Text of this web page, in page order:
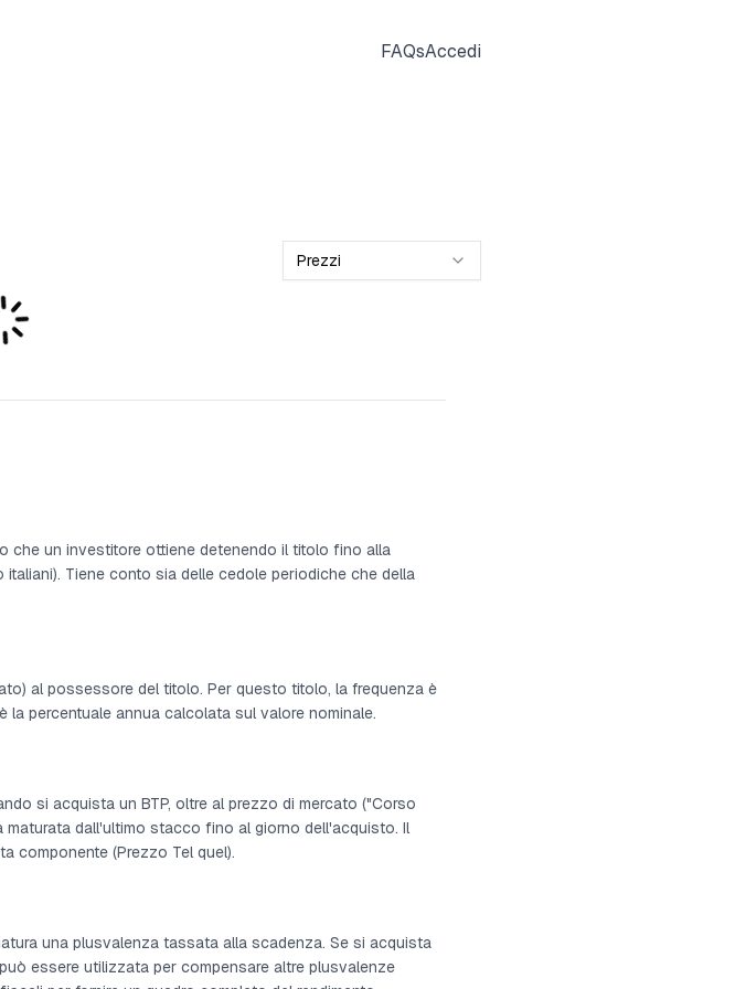
FAQsAccedi
Prezzi
che un investitore ottiene detenendo il titolo fino alla
Tiene conto sia delle cedole periodiche che della
al possessore del titolo. Per questo titolo, la frequenza è
la percentuale annua calcolata sul valore nominale.
si acquista un BTP, oltre al prezzo di mercato ("Corso
maturata dall'ultimo stacco fino al giorno dell'acquisto. Il
componente (Prezzo Tel quel).
una plusvalenza tassata alla scadenza. Se si acquista
essere utilizzata per compensare altre plusvalenze